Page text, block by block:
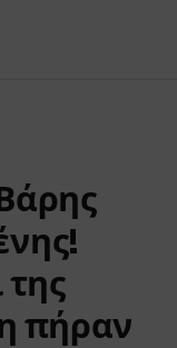
της
πήραν